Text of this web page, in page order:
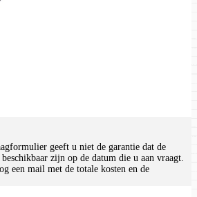
geeft u niet de garantie dat de
zijn op de datum die u aan vraagt.
een mail met de totale kosten en de